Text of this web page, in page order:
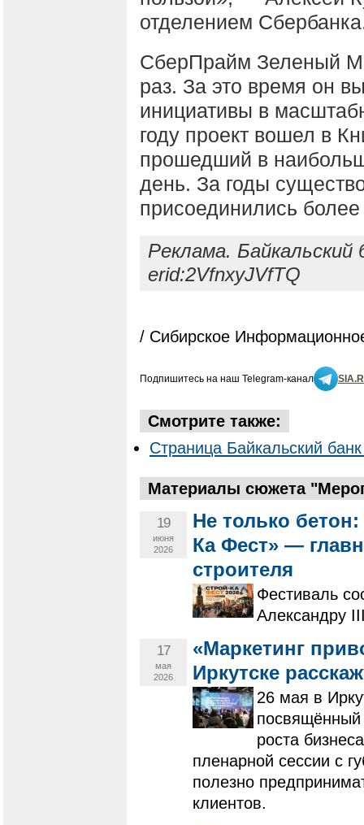
отделением
СберПрайм Зеленый
раз. За это время он
инициативы в
году проект вошел в
прошедший в
день. За годы
присоединились
Реклама.
erid:2VfnxyJVfTQ
/ Сибирское
Подпишитесь на наш Telegram-канал
Смотрите также:
Страница Байкальский
Материалы сюжета
19
июня
2026
Не только
Ка Фест» —
строителя
Фестиваль
Александру
17
мая
2026
«Маркетинг
Иркутске
26 мая в
посвящённый
роста
пленарной сессии с
полезно
клиентов.